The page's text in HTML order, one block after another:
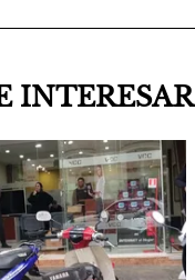
INTERESAR